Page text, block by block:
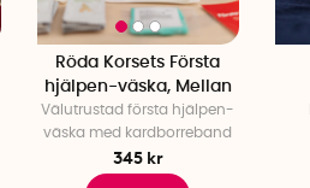
Röda Korsets Första
hjälpen-väska, Mellan
Välutrustad första hjälpen-
väska med kardborreband
345 kr